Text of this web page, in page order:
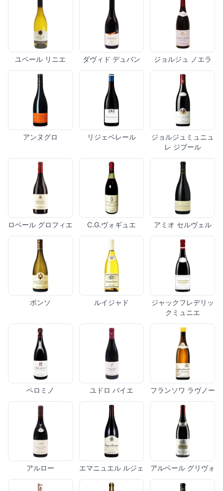
ユベール リニエ ダヴィド デュバン ジョルジュ ノエラ
アンヌグロ リジェベレール
ジョルジュミュニュ
レ ジブール
ロベール グロフィエ C.G.ヴォギュエ アミオ セルヴェル
ポンソ ルイジャド
ジャックフレデリッ
クミュニエ
ペロミノ ユドロ バイエ フランソワ ラヴノー
アルロー エマニュエル ルジェ アルベール グリヴォ